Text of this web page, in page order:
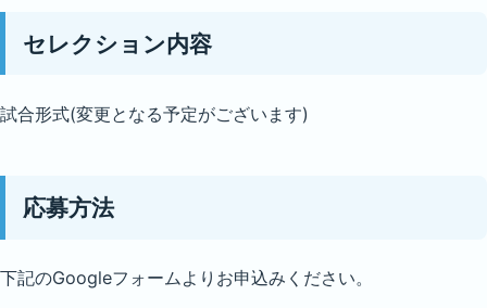
セレクション内容
試合形式(変更となる予定がございます)
応募方法
下記のGoogleフォームよりお申込みください。